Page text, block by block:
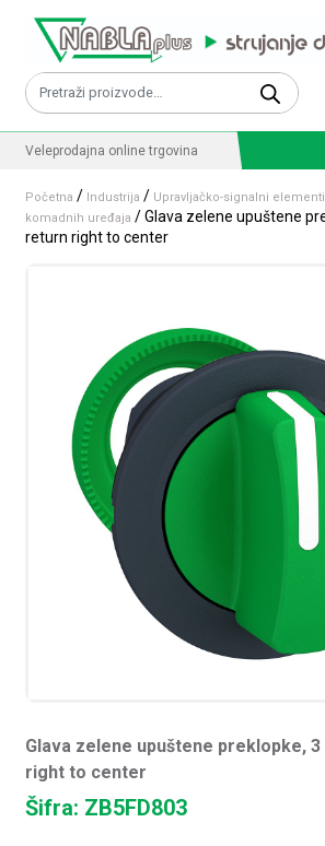
Pretraži:
Veleprodajna online trgovina
Početna / Industrija / Upravljačko-signalni elementi
komadnih uređaja / Glava zelene upuštene
return right to center
Glava zelene upuštene preklopke,
right to center
Šifra: ZB5FD803